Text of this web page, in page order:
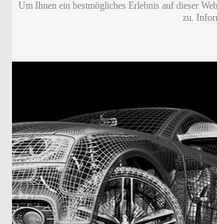
Um Ihnen ein bestmögliches Erlebnis auf dieser
zu.